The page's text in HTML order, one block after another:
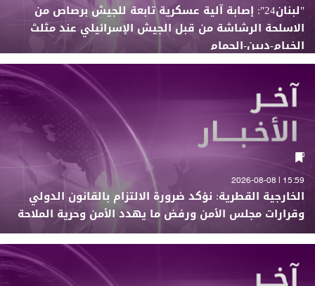
"لبنان24": إصابة آلية عسكرية تابعة للجيش برصاص من
الاسلحة الرشاشة من قبل الجيش الإسرائيلي عند مثلث
الخيام-دبين-الحمام
15:59 | 2026-08-08
الخارجية القطرية: نؤكد ضرورة الالتزام بالقانون الدولي
وقرارات مجلس الأمن ورفض ما يهدد الأمن وحرية الملاحة